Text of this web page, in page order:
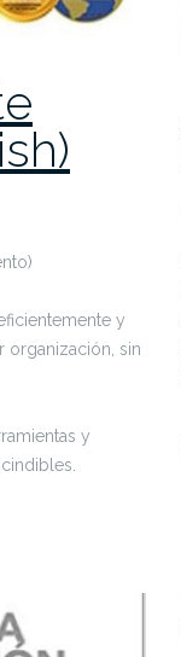
y
organización, sin
y